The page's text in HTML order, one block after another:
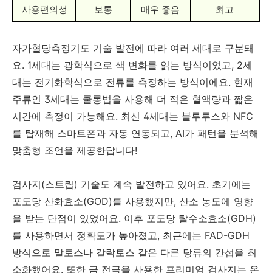
사용편의성 보통 매우 좋음 최고
자가혈당측정기도 기술 발전에 따라 여러 세대로 구분돼
요. 1세대는 광학식으로 색 변화를 읽는 방식이었고, 2세
대는 전기화학식으로 전류를 측정하는 방식이에요. 현재
주류인 3세대는 쿨롱법을 사용해 더 적은 혈액량과 짧은
시간에 측정이 가능해요. 최신 4세대는 블루투스와 NFC
를 탑재해 스마트폰과 자동 연동되고, AI가 패턴을 분석해
맞춤형 조언을 제공한답니다!
검사지(스트립) 기술도 계속 발전하고 있어요. 초기에는
포도당 산화효소(GOD)를 사용했지만, 산소 농도에 영향
을 받는 단점이 있었어요. 이후 포도당 탈수소효소(GDH)
를 사용하면서 정확도가 높아졌고, 최근에는 FAD-GDH
방식으로 말토스나 갈락토스 같은 다른 당류의 간섭을 최
소화했어요. 또한 금 전극을 사용한 프리미엄 검사지는 온